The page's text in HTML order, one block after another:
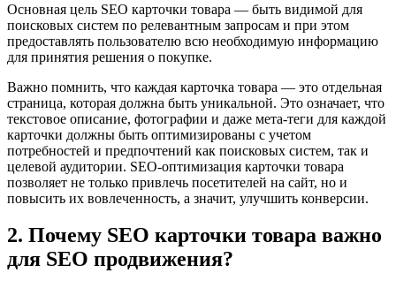
Основная цель SEO карточки товара — быть видимой для
поисковых систем по релевантным запросам и при этом
предоставлять пользователю всю необходимую информацию
для принятия решения о покупке.
Важно помнить, что каждая карточка товара — это отдельная
страница, которая должна быть уникальной. Это означает, что
текстовое описание, фотографии и даже мета-теги для каждой
карточки должны быть оптимизированы с учетом
потребностей и предпочтений как поисковых систем, так и
целевой аудитории. SEO-оптимизация карточки товара
позволяет не только привлечь посетителей на сайт, но и
повысить их вовлеченность, а значит, улучшить конверсии.
2. Почему SEO карточки товара важно
для SEO продвижения?